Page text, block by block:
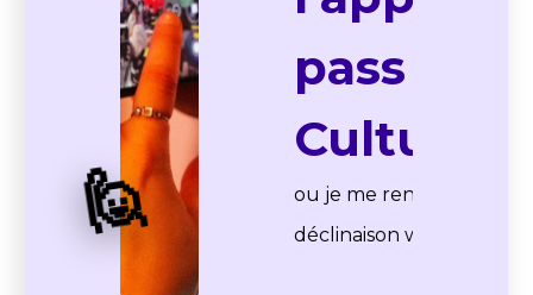
🙋
pass
Culture
ou je me rends sur la
déclinaison web